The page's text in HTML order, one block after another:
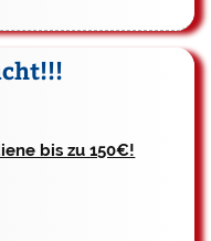
bis zu 150€!